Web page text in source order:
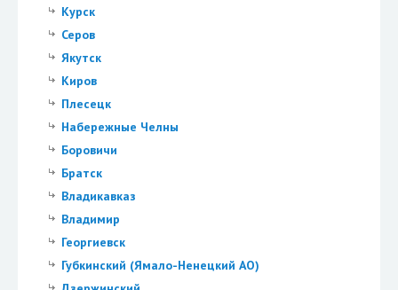
Курск
Серов
Якутск
Киров
Плесецк
Набережные Челны
Боровичи
Братск
Владикавказ
Владимир
Георгиевск
Губкинский (Ямало-Ненецкий АО)